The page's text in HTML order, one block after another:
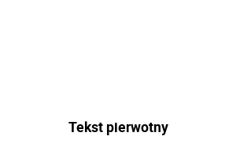
Tekst pierwotny